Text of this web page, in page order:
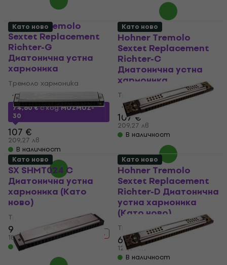
Hohner Tremolo
Sextet Replacement
Richter-G
Диатонична устна
хармоника
Тремоло хармоника
4,5
74,60 €с кодMUZMUZ-
30
107 €
209,27 лв
В наличност
Hohner Tremolo
Sextet Replacement
Richter-C
Диатонична устна
хармоника
Тремоло хармоника
4,5/5
107 €
209,27 лв
В наличност
Като ново
SX SHMT024 C
Диатонична устна
хармоника (Като
ново)
Тремоло хармоника
9,49 €
18,56 лв 14,97 €
- 37 %
В наличност
Като ново
Hohner Tremolo
Sextet Replacement
Richter-D Диатонична
устна хармоника
(Като ново)
Тремоло хармоника
66,30 €
129,67 лв
В наличност
Като ново Като ново